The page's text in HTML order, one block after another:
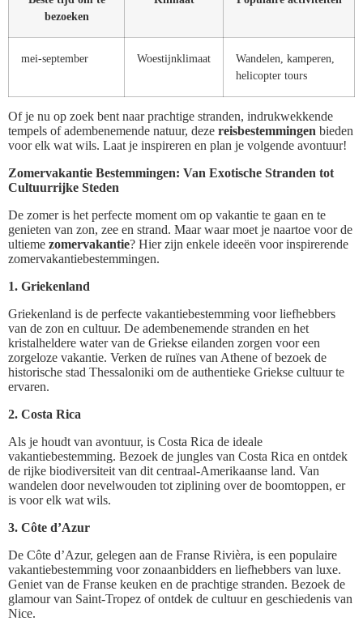
bezoeken
mei-september Woestijnklimaat
Wandelen, kamperen,
helicopter tours
Of je nu op zoek bent naar prachtige stranden, indrukwekkende
tempels of adembenemende natuur, deze reisbestemmingen bieden
voor elk wat wils. Laat je inspireren en plan je volgende avontuur!
Zomervakantie Bestemmingen: Van Exotische Stranden tot
Cultuurrijke Steden
De zomer is het perfecte moment om op vakantie te gaan en te
genieten van zon, zee en strand. Maar waar moet je naartoe voor de
ultieme zomervakantie? Hier zijn enkele ideeën voor inspirerende
zomervakantiebestemmingen.
1. Griekenland
Griekenland is de perfecte vakantiebestemming voor liefhebbers
van de zon en cultuur. De adembenemende stranden en het
kristalheldere water van de Griekse eilanden zorgen voor een
zorgeloze vakantie. Verken de ruïnes van Athene of bezoek de
historische stad Thessaloniki om de authentieke Griekse cultuur te
ervaren.
2. Costa Rica
Als je houdt van avontuur, is Costa Rica de ideale
vakantiebestemming. Bezoek de jungles van Costa Rica en ontdek
de rijke biodiversiteit van dit centraal-Amerikaanse land. Van
wandelen door nevelwouden tot ziplining over de boomtoppen, er
is voor elk wat wils.
3. Côte d’Azur
De Côte d’Azur, gelegen aan de Franse Rivièra, is een populaire
vakantiebestemming voor zonaanbidders en liefhebbers van luxe.
Geniet van de Franse keuken en de prachtige stranden. Bezoek de
glamour van Saint-Tropez of ontdek de cultuur en geschiedenis van
Nice.